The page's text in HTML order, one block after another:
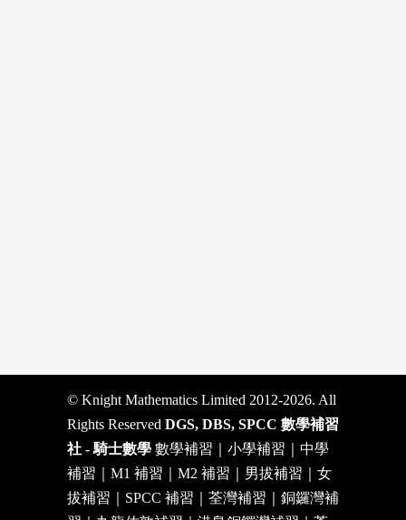
© Knight Mathematics Limited 2012-2026. All
Rights Reserved DGS, DBS, SPCC 數學補習
社 - 騎士數學 數學補習｜小學補習｜中學
補習｜M1 補習｜M2 補習｜男拔補習｜女
拔補習｜SPCC 補習｜荃灣補習｜銅鑼灣補